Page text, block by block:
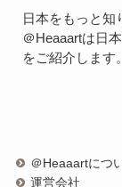
日本をもっと知
＠Heaaartは日
をご紹介します。
＠Heaaartにつ
運営会社